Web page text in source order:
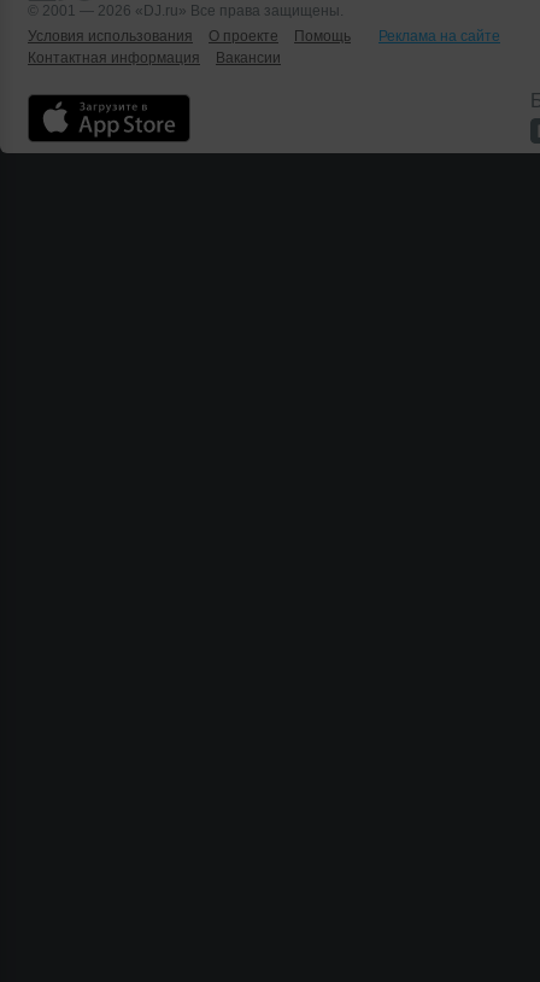
© 2001 — 2026 «DJ.ru» Все права защищены.
Условия использования
О проекте Помощь
Реклама на сайте
Контактная информация
Вакансии